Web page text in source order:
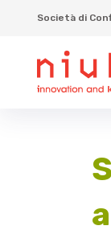
Società di